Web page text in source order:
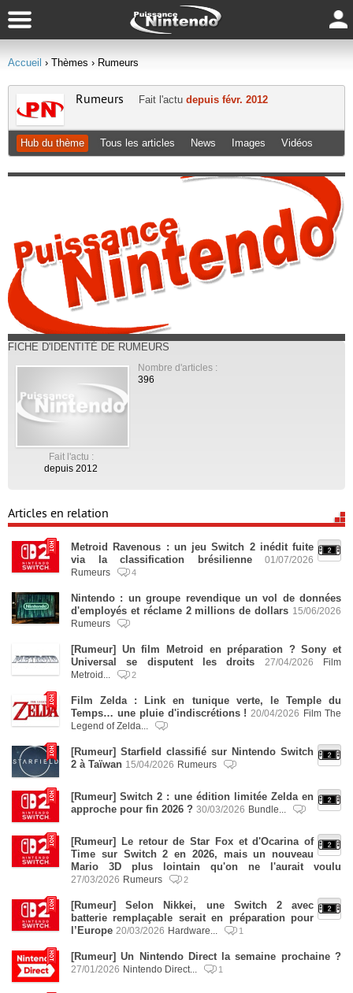
Accueil › Thèmes › Rumeurs
Rumeurs Fait l'actu depuis févr. 2012
Hub du thème Tous les articles News Images Vidéos
FICHE D'IDENTITÉ DE RUMEURS
Fait l'actu :
depuis 2012
Nombre d'articles :
396
Articles en relation
Metroid Ravenous : un jeu Switch 2 inédit fuite
via la classification brésilienne
01/07/2026
Rumeurs
4
Nintendo : un groupe revendique un vol de données
d'employés et réclame 2 millions de dollars 15/06/2026
Rumeurs
[Rumeur] Un film Metroid en préparation ? Sony et
Universal se disputent les droits
27/04/2026
Film
Metroid...
2
Film Zelda : Link en tunique verte, le Temple du
Temps… une pluie d'indiscrétions ! 20/04/2026 Film The
Legend of Zelda...
[Rumeur] Starfield classifié sur Nintendo Switch
2 à Taïwan 15/04/2026 Rumeurs
[Rumeur] Switch 2 : une édition limitée Zelda en
approche pour fin 2026 ? 30/03/2026 Bundle...
[Rumeur] Le retour de Star Fox et d'Ocarina of
Time sur Switch 2 en 2026, mais un nouveau
Mario 3D plus lointain qu'on ne l'aurait voulu
27/03/2026 Rumeurs 2
[Rumeur] Selon Nikkei, une Switch 2 avec
batterie remplaçable serait en préparation pour
l’Europe 20/03/2026 Hardware... 1
[Rumeur] Un Nintendo Direct la semaine prochaine ?
27/01/2026 Nintendo Direct... 1